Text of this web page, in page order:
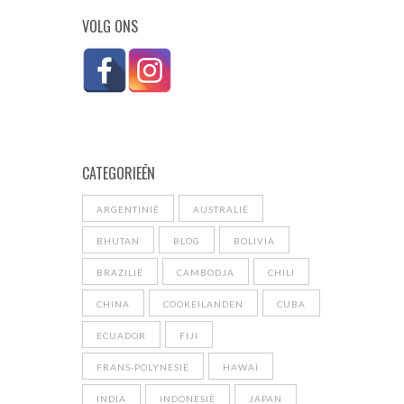
VOLG ONS
CATEGORIEĒN
ARGENTINIË AUSTRALIË
BHUTAN BLOG BOLIVIA
BRAZILIË CAMBODJA CHILI
CHINA COOKEILANDEN CUBA
ECUADOR FIJI
FRANS-POLYNESIË HAWAÏ
INDIA INDONESIË JAPAN